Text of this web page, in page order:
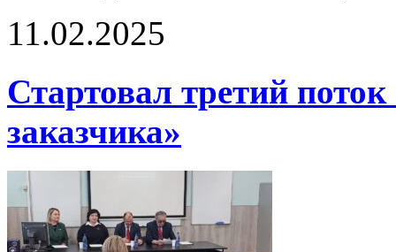
11.02.2025
Стартовал третий
заказчика»